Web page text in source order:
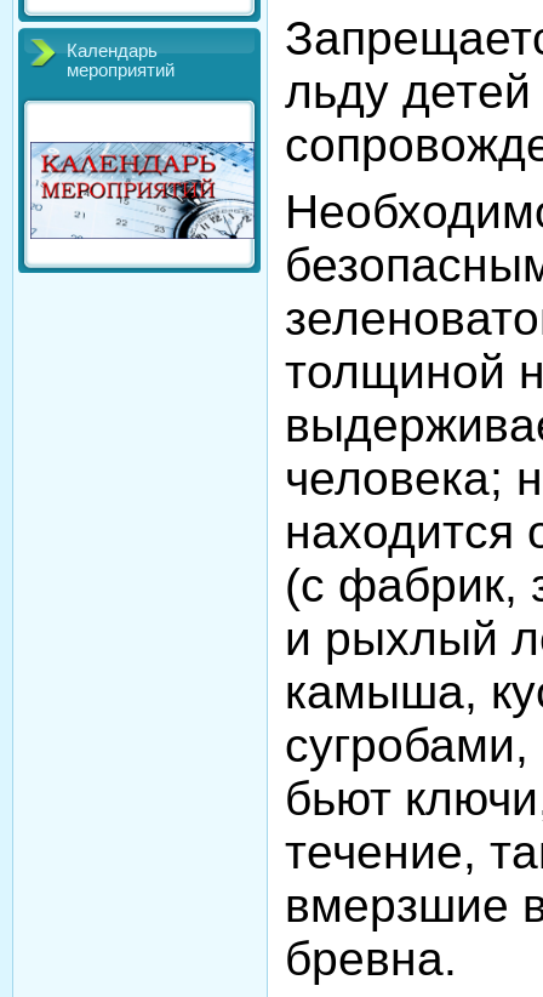
Календарь
мероприятий
льду
толщиной
человека;
находится
(с фабрик,
и рыхлый
камыша,
сугробами,
бьют
течение,
вмерзшие
бревна.